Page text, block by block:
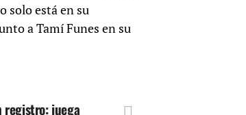
solo está en su
a Tamí Funes en su
registro: juega